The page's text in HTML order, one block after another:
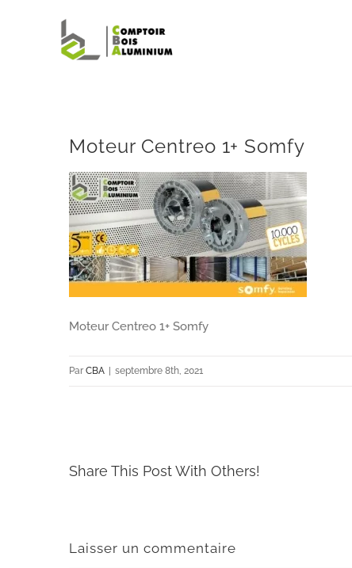
Moteur Centreo 1+ Somfy
Moteur Centreo 1+ Somfy
Par CBA | septembre 8th, 2021
Share This Post With Others!
Laisser un commentaire